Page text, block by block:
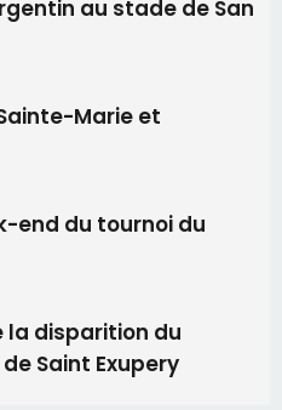
au stade de San
Marie et
end du tournoi du
la disparition du
Saint Exupery